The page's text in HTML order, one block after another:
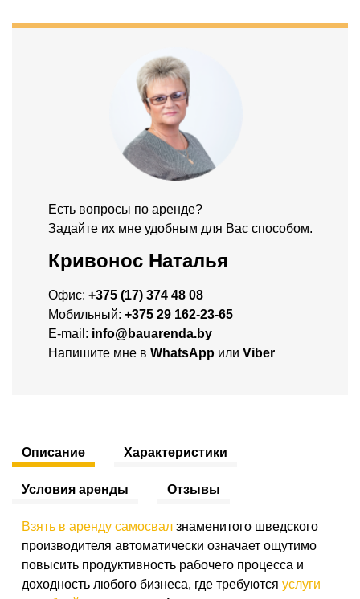
Есть вопросы по аренде?
Задайте их мне удобным для Вас способом.
Кривонос Наталья
Офис: +375 (17) 374 48 08
Мобильный: +375 29 162-23-65
E-mail: info@bauarenda.by
Напишите мне в WhatsAppили Viber
Описание Характеристики
Условия аренды Отзывы
Взять в аренду самосвал знаменитого шведского
производителя автоматически означает ощутимо
повысить продуктивность рабочего процесса и
доходность любого бизнеса, где требуются услуги